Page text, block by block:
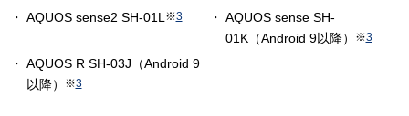
AQUOS sense2 SH-01L ※3
AQUOS sense SH-
01K（Android 9以降）
※3
AQUOS R SH-03J（Android 9
以降）
※3